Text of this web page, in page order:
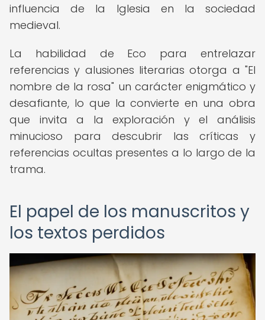
influencia de la Iglesia en la sociedad
medieval.
La habilidad de Eco para entrelazar
referencias y alusiones literarias otorga a "El
nombre de la rosa" un carácter enigmático y
desafiante, lo que la convierte en una obra
que invita a la exploración y el análisis
minucioso para descubrir las críticas y
referencias ocultas presentes a lo largo de la
trama.
El papel de los manuscritos y
los textos perdidos